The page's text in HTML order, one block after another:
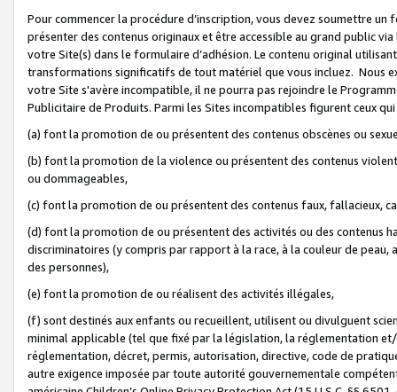
Pour commencer la procédure d’inscription, vous devez soumettre
présenter des contenus originaux et être accessible au grand public
votre Site(s) dans le formulaire d’adhésion. Le contenu original
transformations significatifs de tout matériel que vous incluez. Nous
votre Site s'avère incompatible, il ne pourra pas rejoindre le
Publicitaire de Produits. Parmi les Sites incompatibles figurent ceux
(a) font la promotion de ou présentent des contenus obscènes ou
(b) font la promotion de la violence ou présentent des contenus
ou dommageables,
(c) font la promotion de ou présentent des contenus faux, fallacieux,
(d) font la promotion de ou présentent des activités ou des contenus
discriminatoires (y compris par rapport à la race, à la couleur de
des personnes),
(e) font la promotion de ou réalisent des activités illégales,
(f) sont destinés aux enfants ou recueillent, utilisent ou divulguent
minimal applicable (tel que fixé par la législation, la réglementation
réglementation, décret, permis, autorisation, directive, code de
autre exigence imposée par toute autorité gouvernementale